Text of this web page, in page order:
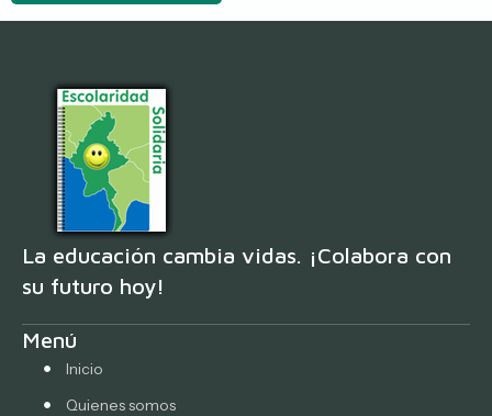
La educación cambia vidas. ¡Colabora con
su futuro hoy!
Menú
Inicio
Quienes somos